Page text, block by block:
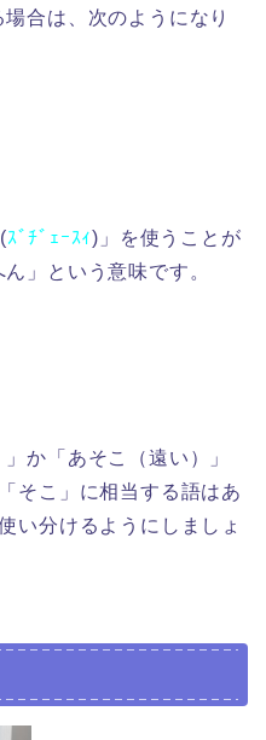
合は、次のようになり
ｽﾞﾁﾞｪｰｽｨ)」を使うことが
」という意味です。
か「あそこ（遠い）」
そこ」に相当する語はあ
い分けるようにしましょ